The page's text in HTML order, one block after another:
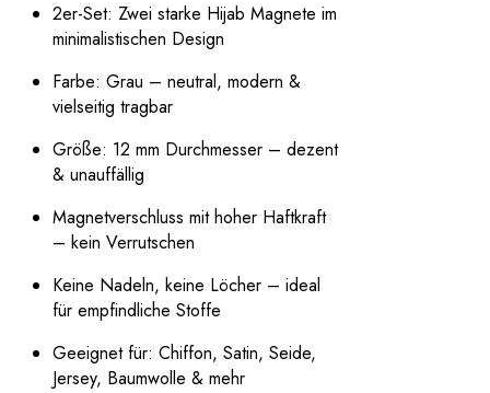
2er-Set: Zwei starke Hijab Magnete im
minimalistischen Design
Farbe: Grau – neutral, modern &
vielseitig tragbar
Größe: 12 mm Durchmesser – dezent
& unauffällig
Magnetverschluss mit hoher Haftkraft
– kein Verrutschen
Keine Nadeln, keine Löcher – ideal
für empfindliche Stoffe
Geeignet für: Chiffon, Satin, Seide,
Jersey, Baumwolle & mehr